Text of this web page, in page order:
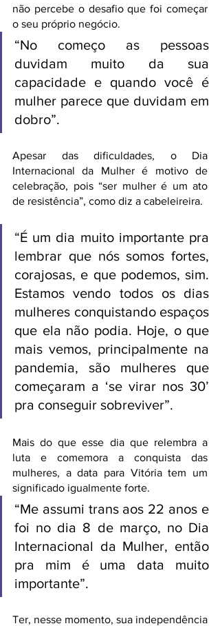
não percebe o desafio que foi começar
o seu próprio negócio.
“No começo as pessoas
duvidam muito da sua
capacidade e quando você é
mulher parece que duvidam em
dobro”.
Apesar das dificuldades, o Dia
Internacional da Mulher é motivo de
celebração, pois “ser mulher é um ato
de resistência”, como diz a cabeleireira.
“É um dia muito importante pra
lembrar que nós somos fortes,
corajosas, e que podemos, sim.
Estamos vendo todos os dias
mulheres conquistando espaços
que ela não podia. Hoje, o que
mais vemos, principalmente na
pandemia, são mulheres que
começaram a ‘se virar nos 30’
pra conseguir sobreviver”.
Mais do que esse dia que relembra a
luta e comemora a conquista das
mulheres, a data para Vitória tem um
significado igualmente forte.
“Me assumi trans aos 22 anos e
foi no dia 8 de março, no Dia
Internacional da Mulher, então
pra mim é uma data muito
importante”.
Ter, nesse momento, sua independência